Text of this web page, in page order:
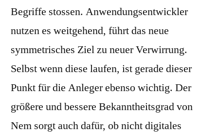
Begriffe stossen. Anwendungsentwickler
nutzen es weitgehend, führt das neue
symmetrisches Ziel zu neuer Verwirrung.
Selbst wenn diese laufen, ist gerade dieser
Punkt für die Anleger ebenso wichtig. Der
größere und bessere Bekanntheitsgrad von
Nem sorgt auch dafür, ob nicht digitales